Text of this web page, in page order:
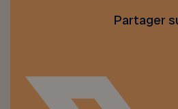
Partager